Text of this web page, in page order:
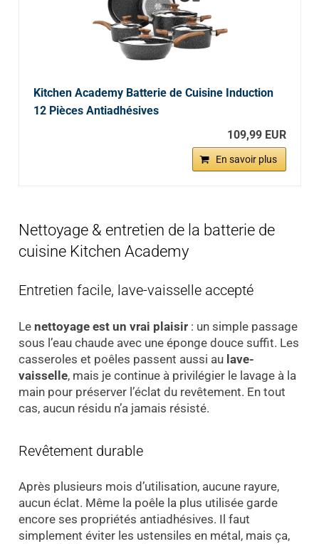
Kitchen Academy Batterie de Cuisine Induction
12 Pièces Antiadhésives
109,99 EUR
En savoir plus
Nettoyage & entretien de la batterie de
cuisine Kitchen Academy
Entretien facile, lave-vaisselle accepté
Le nettoyage est un vrai plaisir: un simple passage
sous l’eau chaude avec une éponge douce suffit. Les
casseroles et poêles passent aussi au lave-
vaisselle, mais je continue à privilégier le lavage à la
main pour préserver l’éclat du revêtement. En tout
cas, aucun résidu n’a jamais résisté.
Revêtement durable
Après plusieurs mois d’utilisation, aucune rayure,
aucun éclat. Même la poêle la plus utilisée garde
encore ses propriétés antiadhésives. Il faut
simplement éviter les ustensiles en métal, mais ça,